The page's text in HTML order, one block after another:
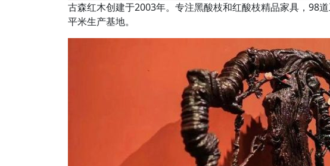
古森红木创建于2003年。专注黑酸枝和红酸枝精品家具，98
平米生产基地。